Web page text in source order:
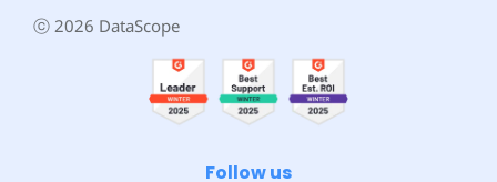
ⓒ 2026 DataScope
Follow us